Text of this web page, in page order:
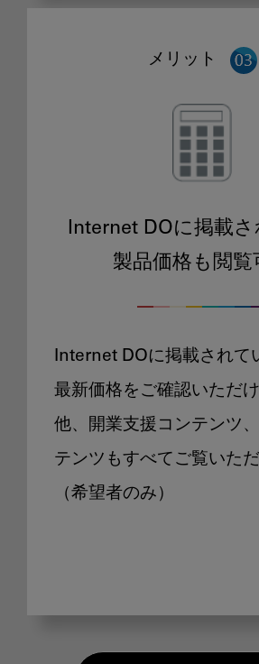
メリット
Internet DOに掲載さ
製品価格も閲覧
Internet DOに掲載されて
最新価格をご確認いただ
他、開業支援コンテンツ
テンツもすべてご覧いただ
（希望者のみ）